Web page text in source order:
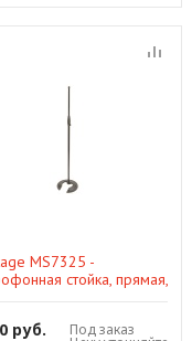
MS7325 -
стойка, прямая,
руб. Под заказ